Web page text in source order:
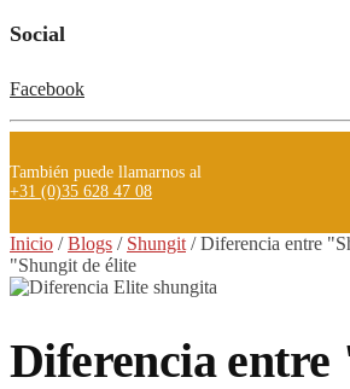
Social
Facebook
También puede llamarnos al
+31 (0)35 628 47 08
Inicio /Blogs / Shungit /Diferencia entre
"Shungit de élite
Diferencia entre